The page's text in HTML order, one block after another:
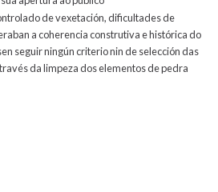
de vexetación, dificultades de
a coherencia construtiva e histórica do
seguir ningún criterio nin de selección das
da limpeza dos elementos de pedra